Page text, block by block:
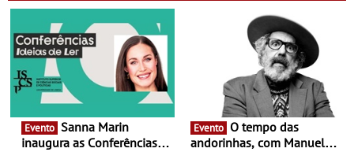
Evento
inaugura as Conferências
Evento
andorinhas, com Manuel